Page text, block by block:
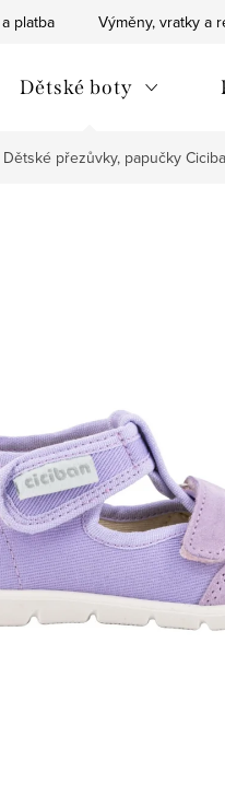
platba Výměny, vratky a
Dětské boty
Dětské přezůvky, papučky